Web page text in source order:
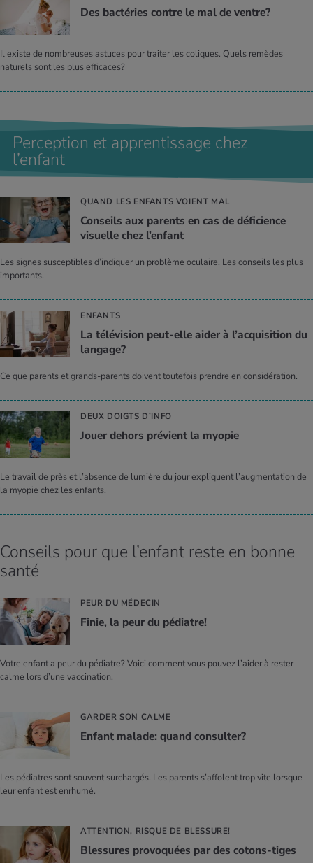
Des bac­té­ries contre le mal de ventre?
Il existe de nombreuses astuces pour traiter les coliques. Quels remèdes
naturels sont les plus efficaces?
Perception et apprentissage chez
l’enfant
QUAND LES ENFANTS VOIENT MAL
Conseils aux parents en cas de défi­cience
visuelle chez l’en­fant
Les signes susceptibles d’indiquer un problème oculaire. Les conseils les plus
importants.
ENFANTS
La télé­vi­sion peut-elle aider à l’ac­qui­si­tion du
lan­gage?
Ce que parents et grands-parents doivent toutefois prendre en considération.
DEUX DOIGTS D’INFO
Jouer dehors pré­vient la myo­pie
Le travail de près et l’absence de lumière du jour expliquent l’augmentation de
la myopie chez les enfants.
Conseils pour que l’enfant reste en bonne
santé
PEUR DU MÉDECIN
Finie, la peur du pédiatre!
Votre enfant a peur du pédiatre? Voici comment vous pouvez l’aider à rester
calme lors d’une vaccination.
GARDER SON CALME
Enfant malade: quand consul­ter?
Les pédiatres sont souvent surchargés. Les parents s’affolent trop vite lorsque
leur enfant est enrhumé.
ATTENTION, RISQUE DE BLESSURE!
Bles­sures pro­vo­quées par des cotons-tiges